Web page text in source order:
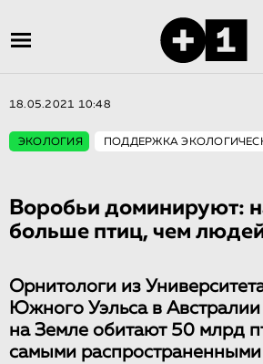
18.05.2021 10:48
ЭКОЛОГИЯ ПОДДЕРЖКА
Воробьи доминируют:
больше птиц, чем
Орнитологи из
Южного Уэльса в
на Земле обитают 50 млрд
самыми